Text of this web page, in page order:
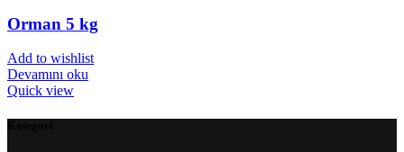
Orman 5 kg
Add to wishlist
Devamını oku
Quick view